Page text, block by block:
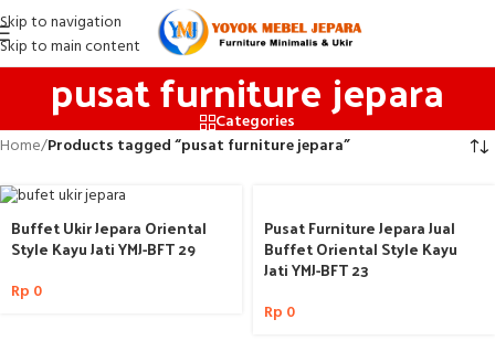
Skip to navigation
Skip to main content
pusat furniture jepara
Categories
Home/Products tagged “pusat furniture jepara”
Buffet Ukir Jepara Oriental
Style Kayu Jati YMJ-BFT 29
Rp 0
Pusat Furniture Jepara Jual
Buffet Oriental Style Kayu
Jati YMJ-BFT 23
Rp 0